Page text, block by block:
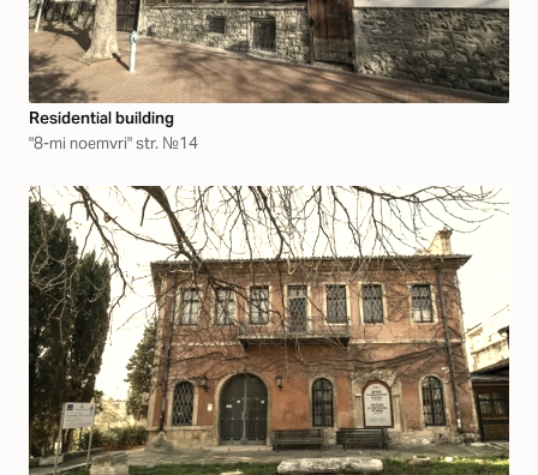
Residential building
"8-mi noemvri" str. №14